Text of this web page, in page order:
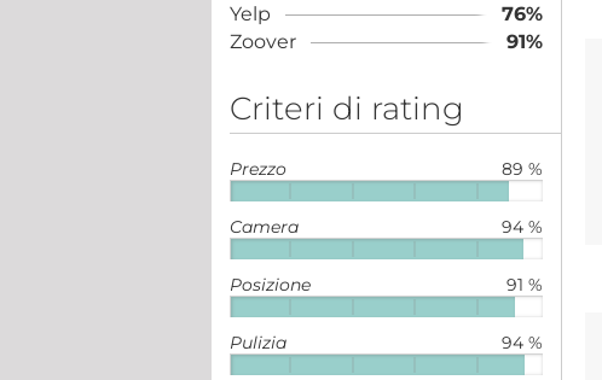
Yelp
76%
Zoover
91%
Criteri di rating
89 %
Prezzo
94 %
Camera
91 %
Posizione
94 %
Pulizia